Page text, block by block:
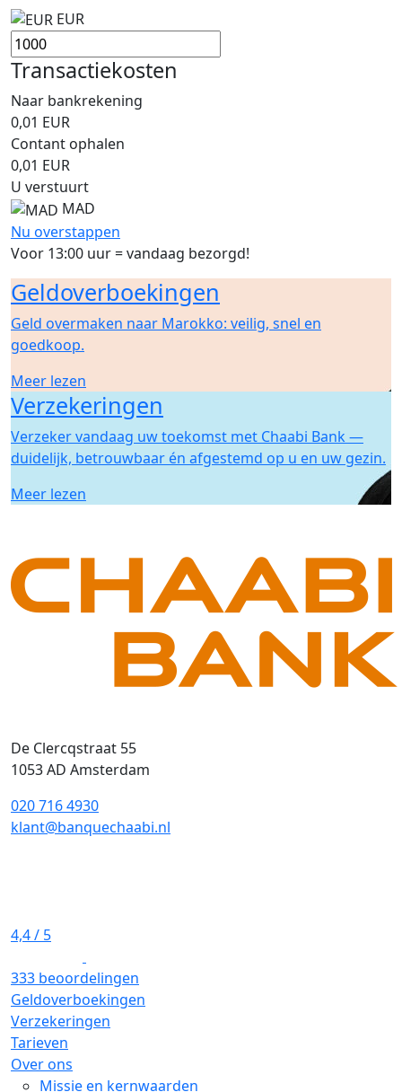
EUR
Transactiekosten
Naar bankrekening
0,01 EUR
Contant ophalen
0,01 EUR
U verstuurt
MAD
Nu overstappen
Voor 13:00 uur = vandaag bezorgd!
Geldoverboekingen
Geld overmaken naar Marokko: veilig, snel en
goedkoop.
Meer lezen
Verzekeringen
Verzeker vandaag uw toekomst met Chaabi Bank —
duidelijk, betrouwbaar én afgestemd op u en uw gezin.
Meer lezen
De Clercqstraat 55
1053 AD Amsterdam
020 716 4930
klant@banquechaabi.nl
4,4/ 5
333 beoordelingen
Geldoverboekingen
Verzekeringen
Tarieven
Over ons
Missie en kernwaarden